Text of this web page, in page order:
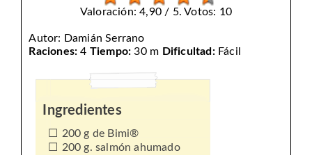
Valoración: 4,90 / 5. Votos: 10
Autor: Damián Serrano
Raciones: 4 Tiempo: 30 m Dificultad:Fácil
Ingredientes
200 g de Bimi®
200 g. salmón ahumado